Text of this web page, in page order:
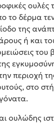
ουλές
το δέρμα
της
ή και
περιοχή
στο
ουλώδης